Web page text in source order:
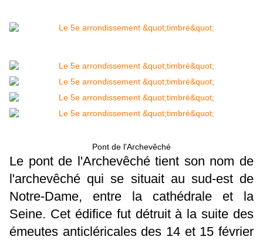
Pont de l'Archevêché
Le pont de l'Archevêché tient son nom de
l'archevêché qui se situait au sud-est de
Notre-Dame, entre la cathédrale et la
Seine. Cet édifice fut détruit à la suite des
émeutes anticléricales des 14 et 15 février